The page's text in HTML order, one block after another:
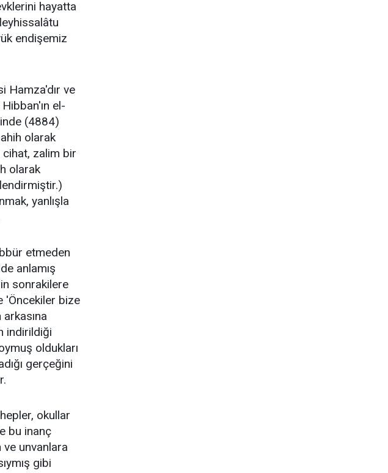
hayatta
endişemiz
Hamza'dır ve
el-
(4884)
olarak
cihat, zalim bir
olarak
yanlışla
etmeden
anlamış
sonrakilere
'Öncekiler bize
indirildiği
oldukları
gerçeğini
okullar
bu inanç
ve unvanlara
gibi